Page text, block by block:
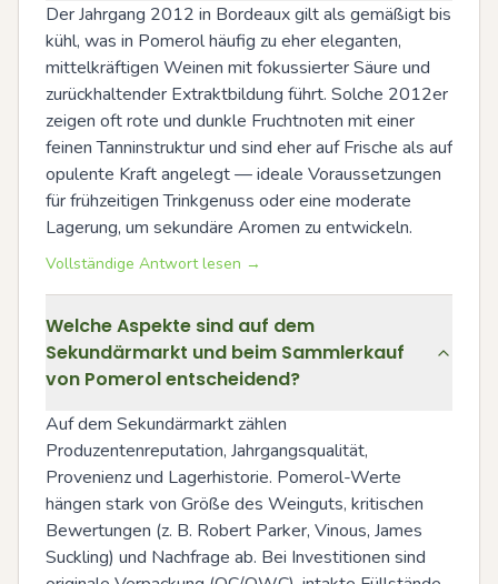
Der Jahrgang 2012 in Bordeaux gilt als gemäßigt bis
kühl, was in Pomerol häufig zu eher eleganten,
mittelkräftigen Weinen mit fokussierter Säure und
zurückhaltender Extraktbildung führt. Solche 2012er
zeigen oft rote und dunkle Fruchtnoten mit einer
feinen Tanninstruktur und sind eher auf Frische als auf
opulente Kraft angelegt — ideale Voraussetzungen
für frühzeitigen Trinkgenuss oder eine moderate
Lagerung, um sekundäre Aromen zu entwickeln.
Vollständige Antwort lesen →
Welche Aspekte sind auf dem
Sekundärmarkt und beim Sammlerkauf
von Pomerol entscheidend?
Auf dem Sekundärmarkt zählen
Produzentenreputation, Jahrgangsqualität,
Provenienz und Lagerhistorie. Pomerol-Werte
hängen stark von Größe des Weinguts, kritischen
Bewertungen (z. B. Robert Parker, Vinous, James
Suckling) und Nachfrage ab. Bei Investitionen sind